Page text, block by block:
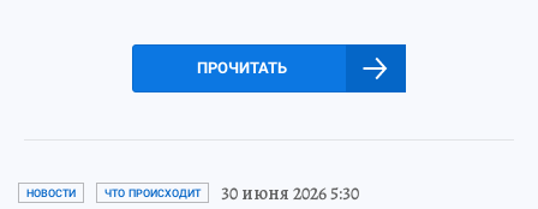
ПРОЧИТАТЬ
НОВОСТИ ЧТО ПРОИСХОДИТ 30 июня 2026 5:30